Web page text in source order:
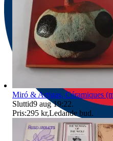
Miró & Artigas, Céramiques
Sluttid9 aug 19:22.
Pris:295 kr,Ledande bud.